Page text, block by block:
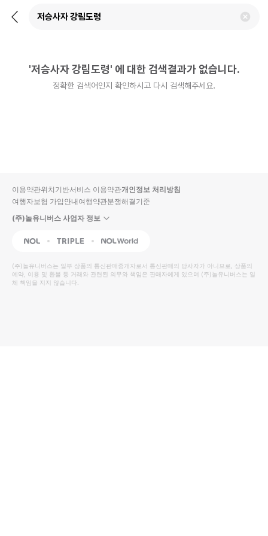
뒤
검
'저승사자 강림도령' 에 대한 검색결과가 없습니다.
정확한 검색어인지 확인하시고 다시 검색해주세요.
이용약관위치기반서비스 이용약관개인정보 처리방침
여행자보험 가입안내여행약관분쟁해결기준
(주)놀유니버스 사업자 정보
NOL Triple Interpark Global
(주)놀유니버스는 일부 상품의 통신판매중개자로서 통신판매의 당사자가 아니므로, 상품의
예약, 이용 및 환불 등 거래와 관련된 의무와 책임은 판매자에게 있으며 (주)놀유니버스는 일
체 책임을 지지 않습니다.